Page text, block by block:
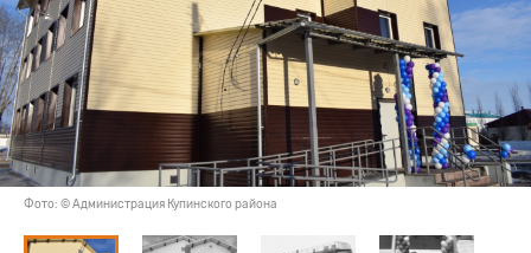
Фото: © Администрация Купинского района